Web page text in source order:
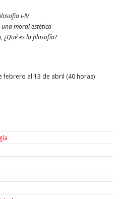
I-IV
una moral estética
¿Qué es la filosofía?
febrero al 13 de abril (40 horas)